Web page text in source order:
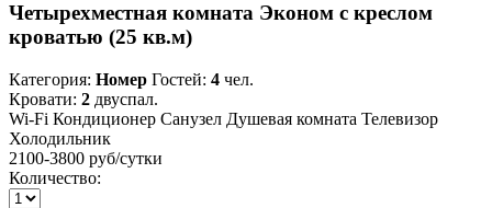
Четырехместная комната Эконом с креслом
кроватью (25 кв.м)
Категория: Номер Гостей: 4 чел.
Кровати: 2 двуспал.
Wi-Fi Кондиционер Санузел Душевая комната Телевизор
Холодильник
2100-3800 руб/сутки
Количество: